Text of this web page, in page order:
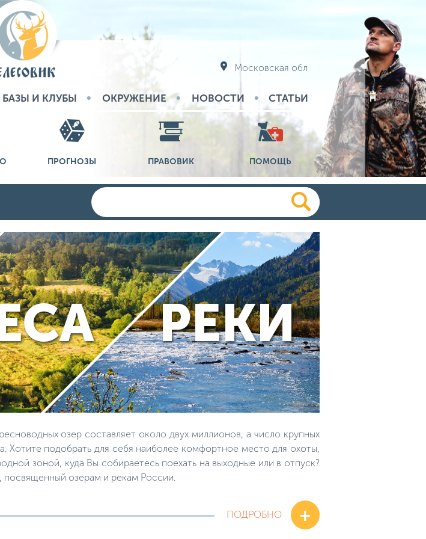
Московская обл
БАЗЫ И КЛУБЫ ОКРУЖЕНИЕ НОВОСТИ СТАТЬИ
ПРОГНОЗЫ ПРАВОВИК ПОМОЩЬ
озер составляет около двух миллионов, а число крупных
Хотите подобрать для себя наиболее комфортное место для охоты,
зоной, куда Вы собираетесь поехать на выходные или в отпуск?
озерам и рекам России.
ПОДРОБНО +